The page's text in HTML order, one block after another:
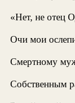
«Нет, не отец
Очи мои
Смертному
Собственным